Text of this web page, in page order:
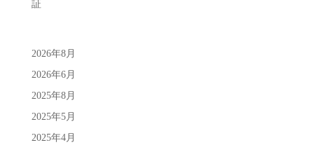
証
2026年8月
2026年6月
2025年8月
2025年5月
2025年4月